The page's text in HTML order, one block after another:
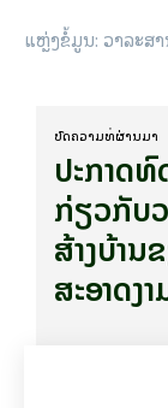
ແຫຼ່ງຂໍ້ມູນ: ວາລະສ
ບົດ​ຄວາມ​ທີ່​ຜ່ານ​ມາ
ປະກາດ
ກ່ຽວກັບ
ສ້າງບ້ານ
ສະອາດງ